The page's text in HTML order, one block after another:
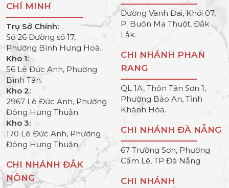
CHÍ MINH
Trụ Sở Chính:
Số 26 Đường số 17,
Phường Bình Hưng Hoà.
Kho 1:
56 Lê Đức Anh, Phường
Bình Tân.
Kho 2:
2967 Lê Đức Anh, Phường
Đông Hưng Thuận.
Kho 3:
170 Lê Đức Anh, Phường
Đông Hưng Thuận.
CHI NHÁNH ĐẮK
NÔNG
Đường Vành Đai, Khối 07,
P. Buôn Ma Thuột, Đắk
Lắk.
CHI NHÁNH PHAN
RANG
QL 1A, Thôn Tân Sơn 1,
Phường Bảo An, Tỉnh
Khánh Hòa.
CHI NHÁNH ĐÀ NẴNG
67 Trường Sơn, Phường
Cẩm Lệ, TP Đà Nẵng.
CHI NHÁNH